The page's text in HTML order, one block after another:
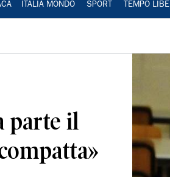
ITALIA MONDO SPORT TEMPO
parte il